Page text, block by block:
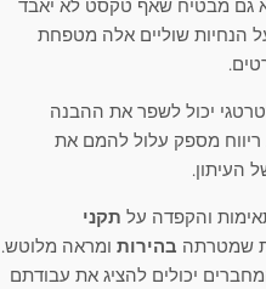
גם מבטיח שאף טקסט לא יאבד
הנחיות שוליים אלה מטפחת
יכול לשפר את ההבנה
מספק עלול להמם את
העיתון.
והקפדה על תקני
שמטרתה בהירות ומראה מלוטש.
יכולים להציג את עבודתם